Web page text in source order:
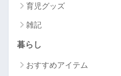
育児グッズ
雑記
暮らし
おすすめアイテム